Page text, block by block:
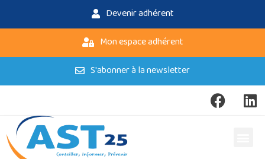
Devenir adhérent
Mon espace adhérent
S'abonner à la newsletter